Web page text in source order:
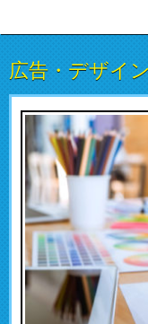
広告・デザイ